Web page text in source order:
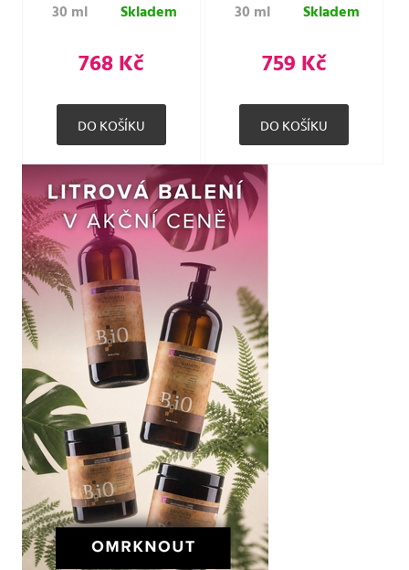
30 ml Skladem
768 Kč
30 ml Skladem
759 Kč